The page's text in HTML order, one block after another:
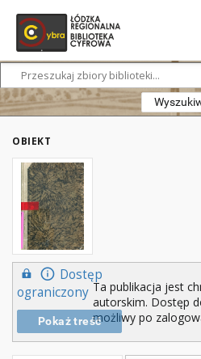
OBIEKT
Dostęp
ograniczony
Pokaż treść
Ta publikacja jest
autorskim. Dostęp
możliwy po